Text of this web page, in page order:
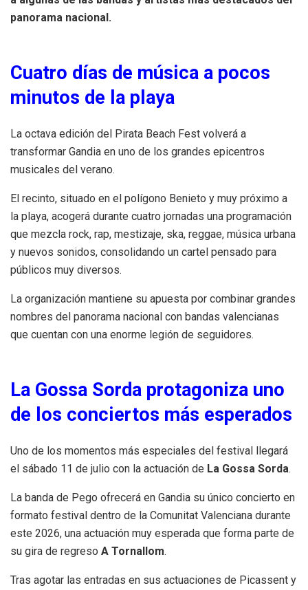
panorama nacional.
Cuatro días de música a pocos
minutos de la playa
La octava edición del Pirata Beach Fest volverá a
transformar Gandia en uno de los grandes epicentros
musicales del verano.
El recinto, situado en el polígono Benieto y muy próximo a
la playa, acogerá durante cuatro jornadas una programación
que mezcla rock, rap, mestizaje, ska, reggae, música urbana
y nuevos sonidos, consolidando un cartel pensado para
públicos muy diversos.
La organización mantiene su apuesta por combinar grandes
nombres del panorama nacional con bandas valencianas
que cuentan con una enorme legión de seguidores.
La Gossa Sorda protagoniza uno
de los conciertos más esperados
Uno de los momentos más especiales del festival llegará
el sábado 11 de julio con la actuación de La Gossa Sorda.
La banda de Pego ofrecerá en Gandia su único concierto en
formato festival dentro de la Comunitat Valenciana durante
este 2026, una actuación muy esperada que forma parte de
su gira de regreso A Tornallom.
Tras agotar las entradas en sus actuaciones de Picassent y